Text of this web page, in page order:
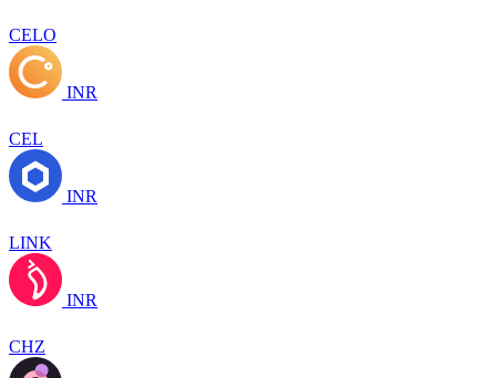
CELO
INR
CEL
INR
LINK
INR
CHZ